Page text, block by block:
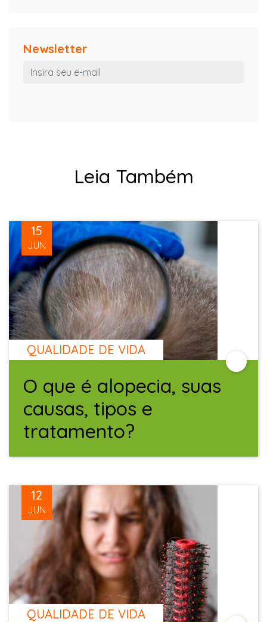
Newsletter
Leia Também
15
JUN
QUALIDADE DE VIDA
O que é alopecia, suas
causas, tipos e
tratamento?
12
JUN
QUALIDADE DE VIDA